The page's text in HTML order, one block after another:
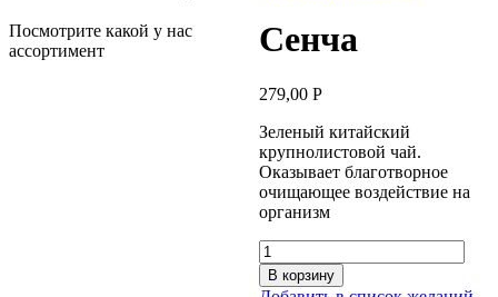
Сенча
279,00 Р
Зеленый китайский
крупнолистовой чай.
Оказывает благотворное
очищающее воздействие на
организм
Количество
товара
Сенча
В корзину
Посмотрите какой у нас
ассортимент